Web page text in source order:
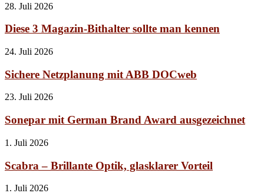
28. Juli 2026
Diese 3 Magazin-Bithalter sollte man kennen
24. Juli 2026
Sichere Netzplanung mit ABB DOCweb
23. Juli 2026
Sonepar mit German Brand Award ausgezeichnet
1. Juli 2026
Scabra – Brillante Optik, glasklarer Vorteil
1. Juli 2026